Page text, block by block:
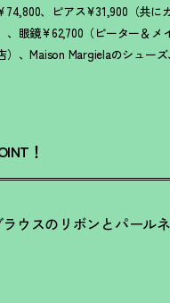
、ピアス¥31,900（共
、眼鏡¥62,700（ピーター＆
）、Maison Margielaのシュー
！
ウスのリボンとパール